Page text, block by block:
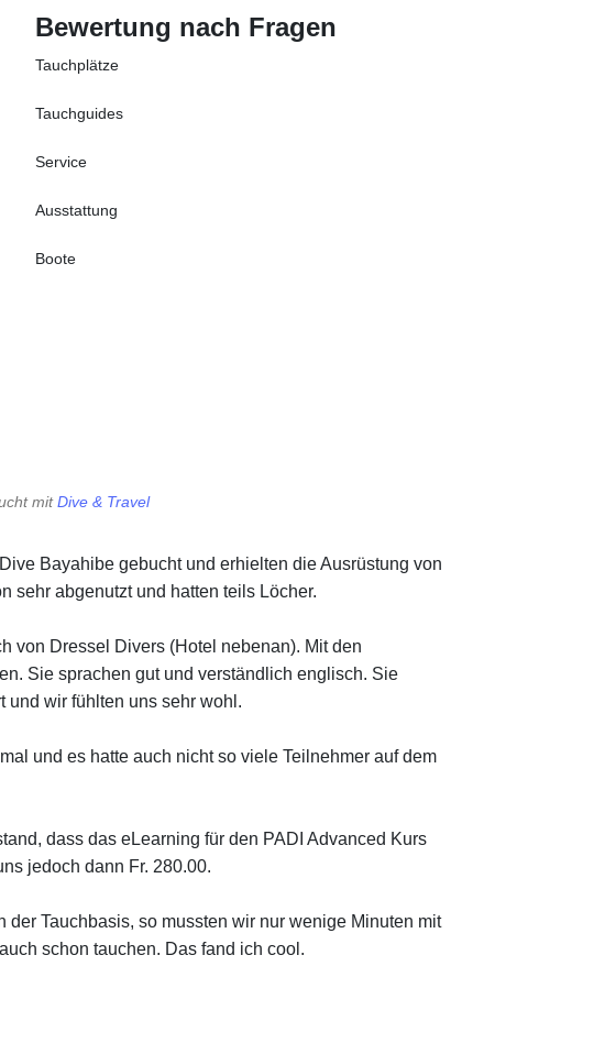
Bewertung nach Fragen
Tauchplätze
Tauchguides
Service
Ausstattung
Boote
mitDive & Travel
Bayahibe gebucht und erhielten die Ausrüstung von
sehr abgenutzt und hatten teils Löcher.
von Dressel Divers (Hotel nebenan). Mit den
Sie sprachen gut und verständlich englisch. Sie
und wir fühlten uns sehr wohl.
und es hatte auch nicht so viele Teilnehmer auf dem
dass das eLearning für den PADI Advanced Kurs
jedoch dann Fr. 280.00.
der Tauchbasis, so mussten wir nur wenige Minuten mit
schon tauchen. Das fand ich cool.